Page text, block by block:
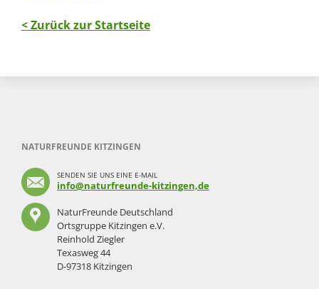
< Zurück zur Startseite
NATURFREUNDE KITZINGEN
SENDEN SIE UNS EINE E-MAIL
info@naturfreunde-kitzingen,de
NaturFreunde Deutschland
Ortsgruppe Kitzingen e.V.
Reinhold Ziegler
Texasweg 44
D-97318 Kitzingen